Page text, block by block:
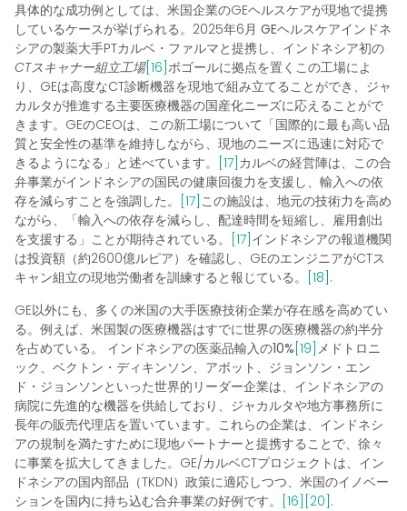
具体的な成功例としては、米国企業のGEヘルスケアが現地で提携
しているケースが挙げられる。2025年6月 GEヘルスケアインドネ
シアの製薬大手PTカルベ・ファルマと提携し、インドネシア初の
CTスキャナー組立工場[16] ボゴールに拠点を置くこの工場によ
り、GEは高度なCT診断機器を現地で組み立てることができ、ジャ
カルタが推進する主要医療機器の国産化ニーズに応えることがで
きます。GEのCEOは、この新工場について「国際的に最も高い品
質と安全性の基準を維持しながら、現地のニーズに迅速に対応で
きるようになる」と述べています。
[17] カルベの経営陣は、この合
弁事業がインドネシアの国民の健康回復力を支援し、輸入への依
存を減らすことを強調した。
[17] この施設は、地元の技術力を高め
ながら、「輸入への依存を減らし、配達時間を短縮し、雇用創出
を支援する」ことが期待されている。
[17] インドネシアの報道機関
は投資額（約2600億ルピア）を確認し、GEのエンジニアがCTス
キャン組立の現地労働者を訓練すると報じている。
[18] .
GE以外にも、多くの米国の大手医療技術企業が存在感を高めてい
る。例えば、米国製の医療機器はすでに世界の医療機器の約半分
を占めている。 インドネシアの医薬品輸入の10% [19] メドトロニ
ック、ベクトン・ディキンソン、アボット、ジョンソン・エン
ド・ジョンソンといった世界的リーダー企業は、インドネシアの
病院に先進的な機器を供給しており、ジャカルタや地方事務所に
長年の販売代理店を置いています。これらの企業は、インドネシ
アの規制を満たすために現地パートナーと提携することで、徐々
に事業を拡大してきました。GE/カルベCTプロジェクトは、イン
ドネシアの国内部品（TKDN）政策に適応しつつ、米国のイノベー
ションを国内に持ち込む合弁事業の好例です。 [16] [20] .